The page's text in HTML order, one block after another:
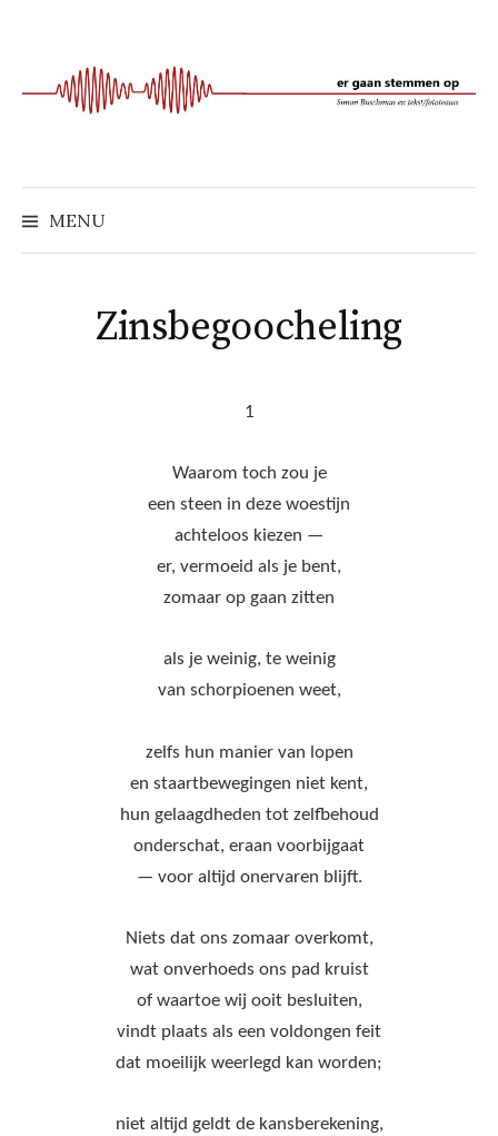
springen
MENU
Zinsbegoocheling
1
Waarom toch zou je
een steen in deze woestijn
achteloos kiezen —
er, vermoeid als je bent,
zomaar op gaan zitten
als je weinig, te weinig
van schorpioenen weet,
zelfs hun manier van lopen
en staartbewegingen niet kent,
hun gelaagdheden tot zelfbehoud
onderschat, eraan voorbijgaat
— voor altijd onervaren blijft.
Niets dat ons zomaar overkomt,
wat onverhoeds ons pad kruist
of waartoe wij ooit besluiten,
vindt plaats als een voldongen feit
dat moeilijk weerlegd kan worden;
niet altijd geldt de kansberekening,